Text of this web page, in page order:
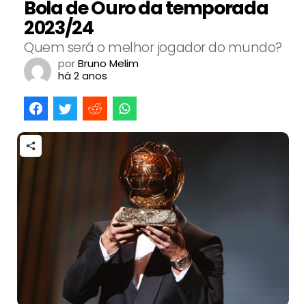
Bola de Ouro da temporada
2023/24
Quem será o melhor jogador do mundo?
porBruno Melim
há 2 anos